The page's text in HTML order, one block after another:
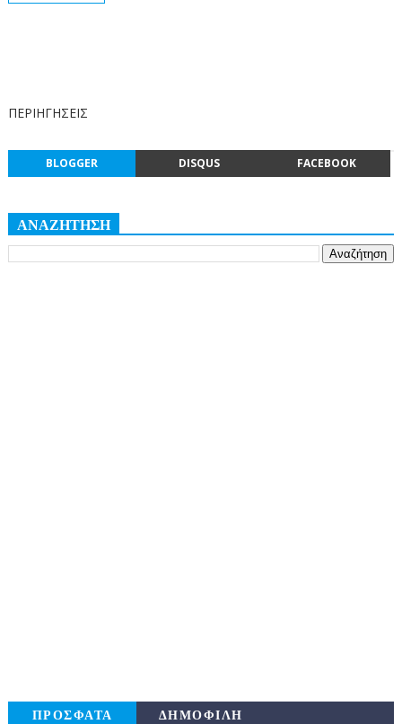
ΠΕΡΙΗΓΗΣΕΙΣ
BLOGGER DISQUS FACEBOOK
ΑΝΑΖΗΤΗΣΗ
ΠΡΟΣΦΑΤΑ ΔΗΜΟΦΙΛΗ